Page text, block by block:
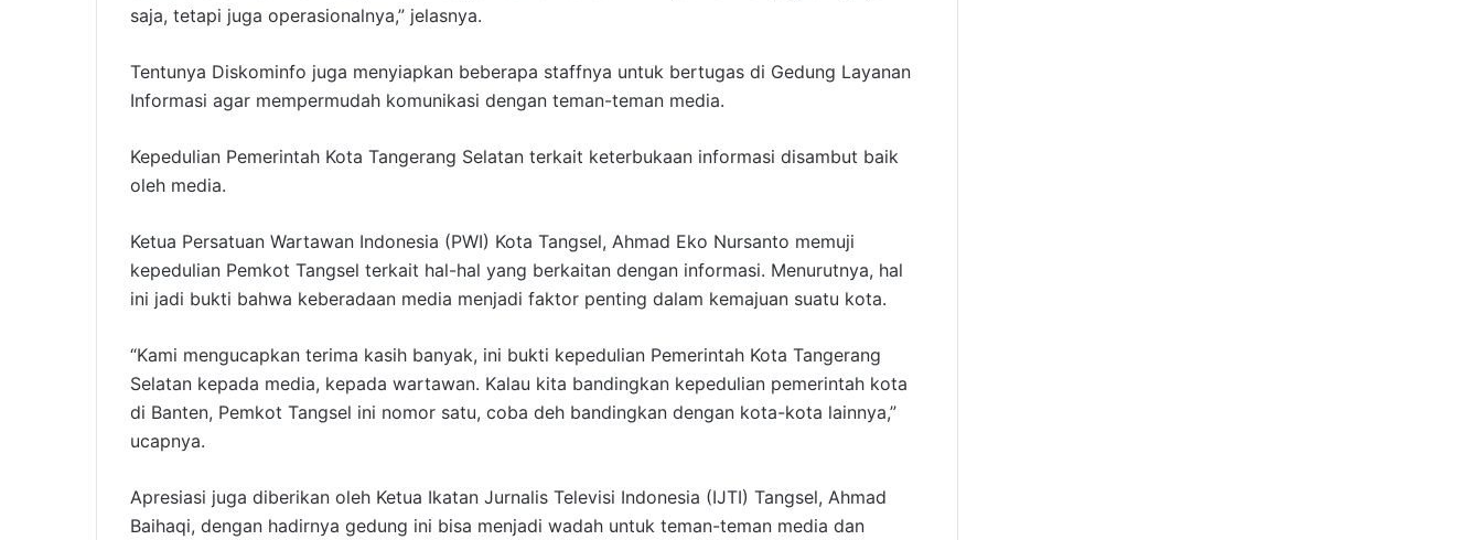
saja, tetapi juga operasionalnya,” jelasnya.
Tentunya Diskominfo juga menyiapkan beberapa staffnya untuk bertugas di Gedung Layanan
Informasi agar mempermudah komunikasi dengan teman-teman media.
Kepedulian Pemerintah Kota Tangerang Selatan terkait keterbukaan informasi disambut baik
oleh media.
Ketua Persatuan Wartawan Indonesia (PWI) Kota Tangsel, Ahmad Eko Nursanto memuji
kepedulian Pemkot Tangsel terkait hal-hal yang berkaitan dengan informasi. Menurutnya, hal
ini jadi bukti bahwa keberadaan media menjadi faktor penting dalam kemajuan suatu kota.
“Kami mengucapkan terima kasih banyak, ini bukti kepedulian Pemerintah Kota Tangerang
Selatan kepada media, kepada wartawan. Kalau kita bandingkan kepedulian pemerintah kota
di Banten, Pemkot Tangsel ini nomor satu, coba deh bandingkan dengan kota-kota lainnya,”
ucapnya.
Apresiasi juga diberikan oleh Ketua Ikatan Jurnalis Televisi Indonesia (IJTI) Tangsel, Ahmad
Baihaqi, dengan hadirnya gedung ini bisa menjadi wadah untuk teman-teman media dan